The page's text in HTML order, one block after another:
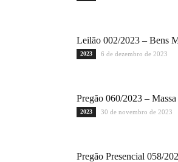
Leilão 002/2023 – Bens
2023 6 de dezembro de 2023
Pregão 060/2023 –
2023 30 de novembro de 2023
Pregão Presencial 058/